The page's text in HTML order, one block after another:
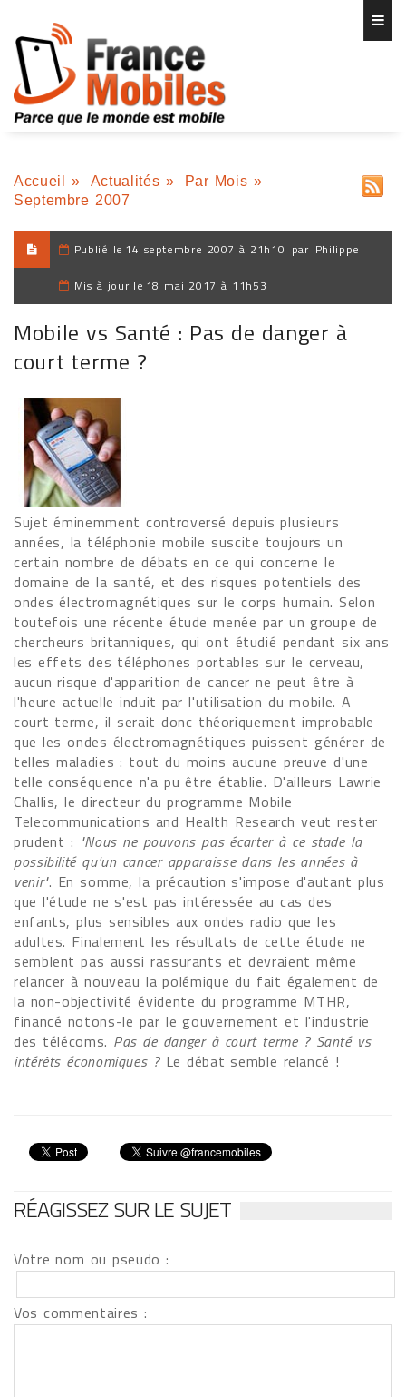
Accueil » Actualités » Par Mois »
Septembre 2007
Publié le 14 septembre 2007 à 21h10 par Philippe
Mis à jour le 18 mai 2017 à 11h53
Mobile vs Santé : Pas de danger à
court terme ?
Sujet éminemment controversé depuis plusieurs
années, la téléphonie mobile suscite toujours un
certain nombre de débats en ce qui concerne le
domaine de la santé, et des risques potentiels des
ondes électromagnétiques sur le corps humain. Selon
toutefois une récente étude menée par un groupe de
chercheurs britanniques, qui ont étudié pendant six ans
les effets des téléphones portables sur le cerveau,
aucun risque d'apparition de cancer ne peut être à
l'heure actuelle induit par l'utilisation du mobile. A
court terme, il serait donc théoriquement improbable
que les ondes électromagnétiques puissent générer de
telles maladies : tout du moins aucune preuve d'une
telle conséquence n'a pu être établie. D'ailleurs Lawrie
Challis, le directeur du programme Mobile
Telecommunications and Health Research veut rester
prudent : "Nous ne pouvons pas écarter à ce stade la
possibilité qu'un cancer apparaisse dans les années à
venir". En somme, la précaution s'impose d'autant plus
que l'étude ne s'est pas intéressée au cas des
enfants, plus sensibles aux ondes radio que les
adultes. Finalement les résultats de cette étude ne
semblent pas aussi rassurants et devraient même
relancer à nouveau la polémique du fait également de
la non-objectivité évidente du programme MTHR,
financé notons-le par le gouvernement et l'industrie
des télécoms. Pas de danger à court terme ? Santé vs
intérêts économiques ?Le débat semble relancé !
RÉAGISSEZ SUR LE SUJET
Votre nom ou pseudo :
Vos commentaires :